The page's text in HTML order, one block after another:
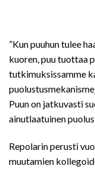
”Kun puuhun tulee
kuoren, puu tuottaa
tutkimuksissamme
Puun on jatkuvasti
ainutlaatuinen
Repolarin perusti
muutamien